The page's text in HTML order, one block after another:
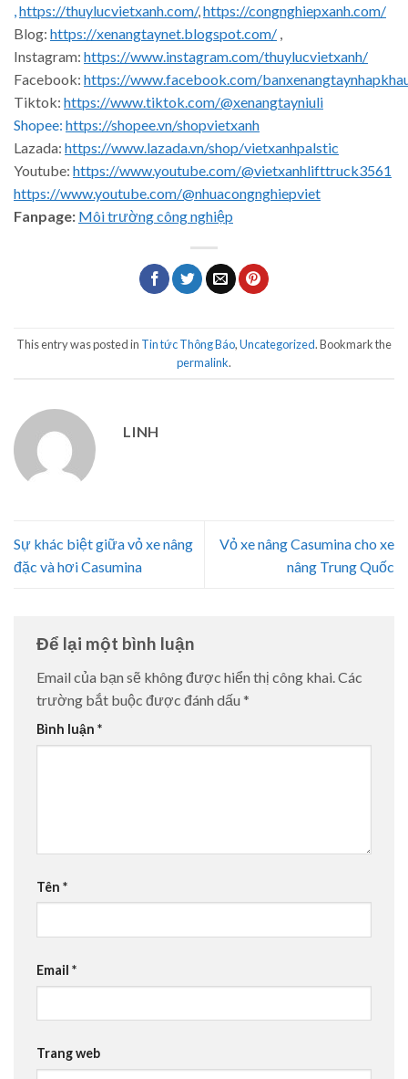
,https://thuylucvietxanh.com/,https://congnghiepxanh.com/
Blog: https://xenangtaynet.blogspot.com/ ,
Instagram: https://www.instagram.com/thuylucvietxanh/
Facebook: https://www.facebook.com/
Tiktok: https://www.tiktok.com/@xenangtayniuli
Shopee: https://shopee.vn/shopvietxanh
Lazada: https://www.lazada.vn/shop/vietxanhpalstic
Youtube: https://www.youtube.com/@vietxanhlifttruck3561
https://www.youtube.com/@nhuacongnghiepviet
Fanpage: Môi trường công nghiệp
This entry was posted in Tin tức Thông Báo,Uncategorized. Bookmark the
permalink.
LINH
Sự khác biệt giữa vỏ xe nâng
đặc và hơi Casumina
Vỏ xe nâng Casumina cho xe
nâng Trung Quốc
Để lại một bình luận
Email của bạn sẽ không được hiển thị công khai.Các
trường bắt buộc được đánh dấu *
Bình luận *
Tên *
Email *
Trang web